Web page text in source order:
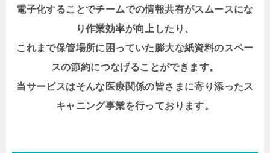
電子化することでチームでの情報共有がスムースにな
り作業効率が向上したり、
これまで保管場所に困っていた膨大な紙資料のスペー
スの節約につなげることができます。
当サービスはそんな医療関係の皆さまに寄り添ったス
キャニング事業を行っております。